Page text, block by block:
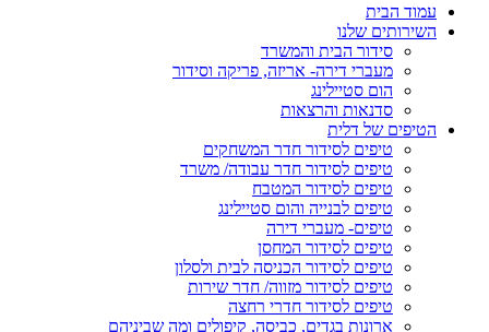
עמוד הבית
השירותים שלנו
סידור הבית והמשרד
מעברי דירה- אריזה, פריקה וסידור
הום סטיילינג
סדנאות והרצאות
הטיפים של דלית
טיפים לסידור חדר המשחקים
טיפים לסידור חדר עבודה/ משרד
טיפים לסידור המטבח
טיפים לבנייה והום סטיילינג
טיפים- מעברי דירה
טיפים לסידור המחסן
טיפים לסידור הכניסה לבית ולסלון
טיפים לסידור מזווה/ חדר שירות
טיפים לסידור חדרי רחצה
ארונות בגדים, כביסה, קיפולים ומה שביניהם